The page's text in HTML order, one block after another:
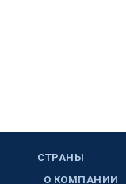
СТРАНЫ
О КОМПАНИИ